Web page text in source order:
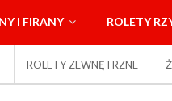
I FIRANY ROLETY
ROLETY ZEWNĘTRZNE